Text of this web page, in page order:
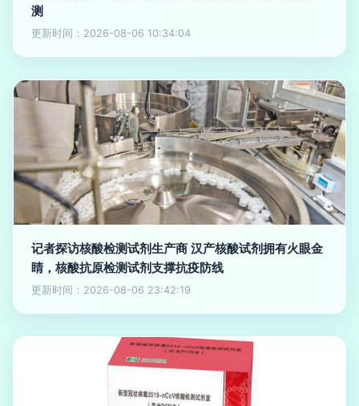
测
更新时间：2026-08-06 10:34:04
记者探访核酸检测试剂生产商 汉产核酸试剂拥有火眼金
睛，核酸抗原检测试剂支撑抗疫防线
更新时间：2026-08-06 23:42:19